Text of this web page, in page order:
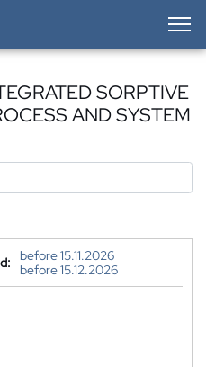
SORPTIVE
AND SYSTEM
before 15.11.2026
before 15.12.2026